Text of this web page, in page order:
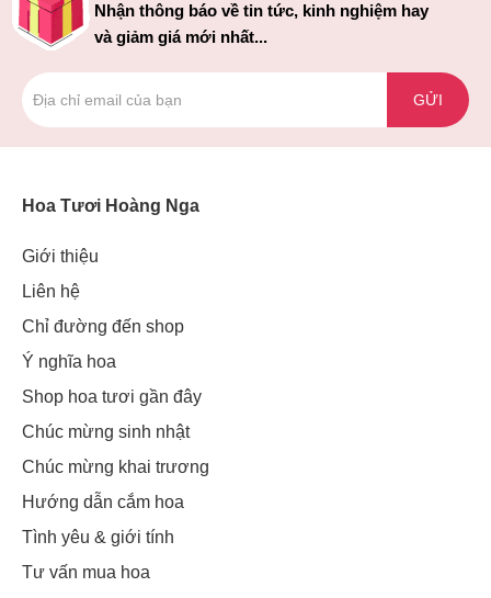
Nhận thông báo về tin tức, kinh nghiệm hay
và giảm giá mới nhất...
GỬI
Hoa Tươi Hoàng Nga
Giới thiệu
Liên hệ
Chỉ đường đến shop
Ý nghĩa hoa
Shop hoa tươi gần đây
Chúc mừng sinh nhật
Chúc mừng khai trương
Hướng dẫn cắm hoa
Tình yêu & giới tính
Tư vấn mua hoa